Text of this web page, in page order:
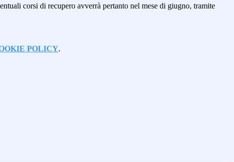
corsi di recupero avverrà pertanto nel mese di giugno, tramite
POLICY.